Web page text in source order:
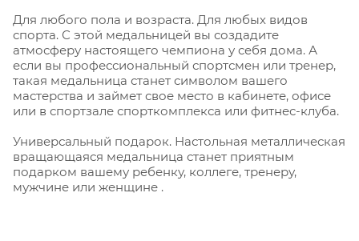
Для любого пола и возраста. Для любых видов
спорта. С этой медальницей вы создадите
атмосферу настоящего чемпиона у себя дома. А
если вы профессиональный спортсмен или тренер,
такая медальница станет символом вашего
мастерства и займет свое место в кабинете, офисе
или в спортзале спорткомплекса или фитнес-клуба.
Универсальный подарок. Настольная металлическая
вращающаяся медальница станет приятным
подарком вашему ребенку, коллеге, тренеру,
мужчине или женщине .